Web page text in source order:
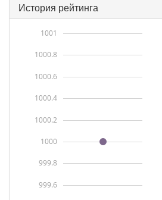
История рейтинга
999.6
999.8
1000
1000.2
1000.4
1000.6
1000.8
1001